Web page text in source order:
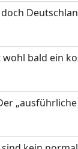
bald ein